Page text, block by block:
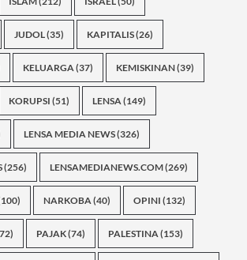
JUDOL(35) KAPITALIS(26)
KELUARGA(37) KEMISKINAN(39)
KORUPSI (51) LENSA(149)
LENSA MEDIA NEWS(326)
(256) LENSAMEDIANEWS.COM(269)
NARKOBA(40) OPINI (132)
PAJAK(74) PALESTINA(153)